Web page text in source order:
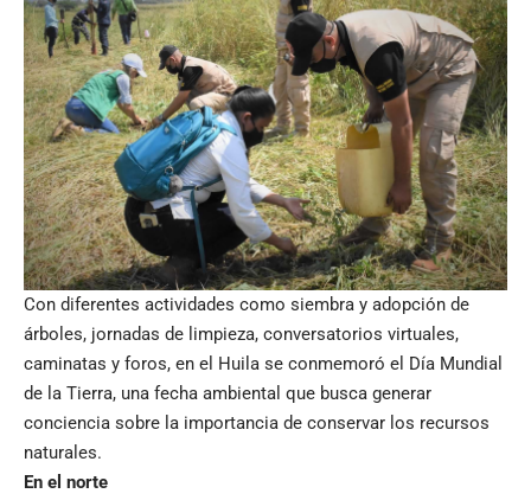
Con diferentes actividades como siembra y adopción de
árboles, jornadas de limpieza, conversatorios virtuales,
caminatas y foros, en el Huila se conmemoró el Día Mundial
de la Tierra, una fecha ambiental que busca generar
conciencia sobre la importancia de conservar los recursos
naturales.
En el norte